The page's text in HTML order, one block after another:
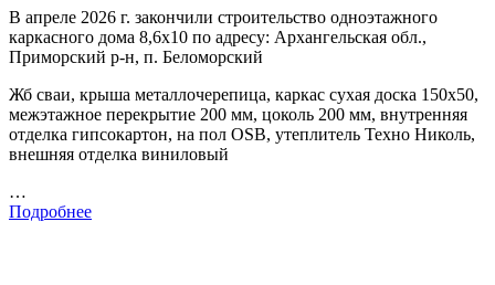
В апреле 2026 г. закончили строительство одноэтажного
каркасного дома 8,6х10 по адресу: Архангельская обл.,
Приморский р-н, п. Беломорский
Жб сваи, крыша металлочерепица, каркас сухая доска 150х50,
межэтажное перекрытие 200 мм, цоколь 200 мм, внутренняя
отделка гипсокартон, на пол OSB, утеплитель Техно Николь,
внешняя отделка виниловый
…
Подробнее